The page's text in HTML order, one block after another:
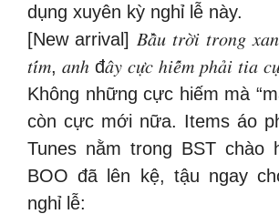
dụng xuyên kỳ nghỉ lễ này.
[New arrival] 𝐵𝑎̂̀𝑢 𝑡𝑟𝑜̛̀𝑖 𝑡𝑟𝑜𝑛𝑔
𝑡𝑖́𝑚, 𝑎𝑛ℎ đ𝑎̂𝑦 𝑐𝑢̛̣𝑐 ℎ𝑖𝑒̂́𝑚 𝑝ℎ𝑎̉𝑖 𝑡𝑖𝑎
Không những cực hiếm mà
còn cực mới nữa. Items áo
Tunes nằm trong BST chào
BOO đã lên kệ, tậu ngay
nghỉ lễ: